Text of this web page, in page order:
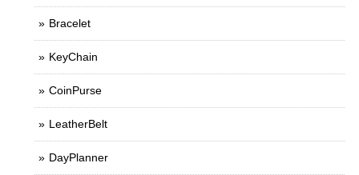
Bracelet
KeyChain
CoinPurse
LeatherBelt
DayPlanner